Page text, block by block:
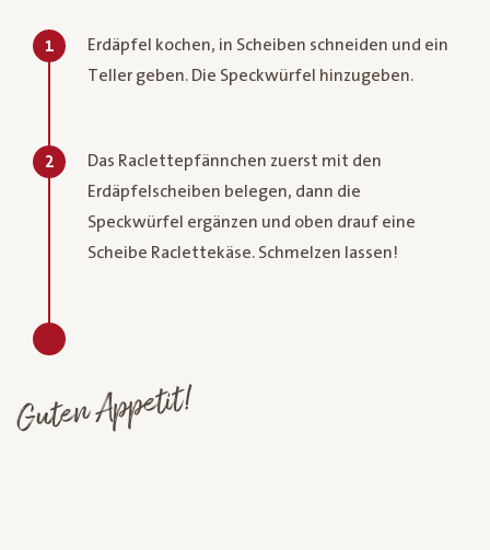
1
Erdäpfel kochen, in Scheiben schneiden und ein
Teller geben. Die Speckwürfel hinzugeben.
2
Das Raclettepfännchen zuerst mit den
Erdäpfelscheiben belegen, dann die
Speckwürfel ergänzen und oben drauf eine
Scheibe Raclettekäse. Schmelzen lassen!
Guten Appetit!